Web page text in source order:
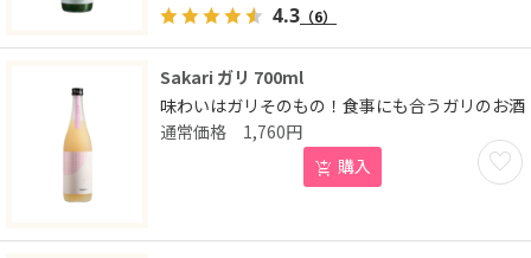
4.3 （6）
Sakari ガリ 700ml
味わいはガリそのもの！食事にも合うガリのお酒
お気
1,760円
購入